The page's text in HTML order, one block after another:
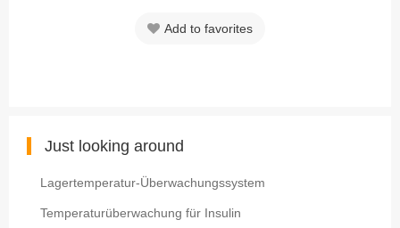
Add to favorites
Just looking around
Lagertemperatur-Überwachungssystem
Temperaturüberwachung für Insulin